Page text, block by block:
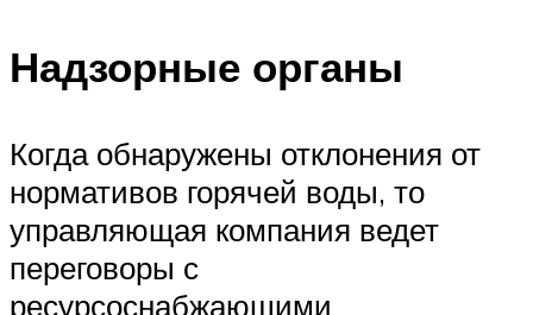
Надзорные органы
Когда обнаружены отклонения от
нормативов горячей воды, то
управляющая компания ведет
переговоры с
ресурсоснабжающими